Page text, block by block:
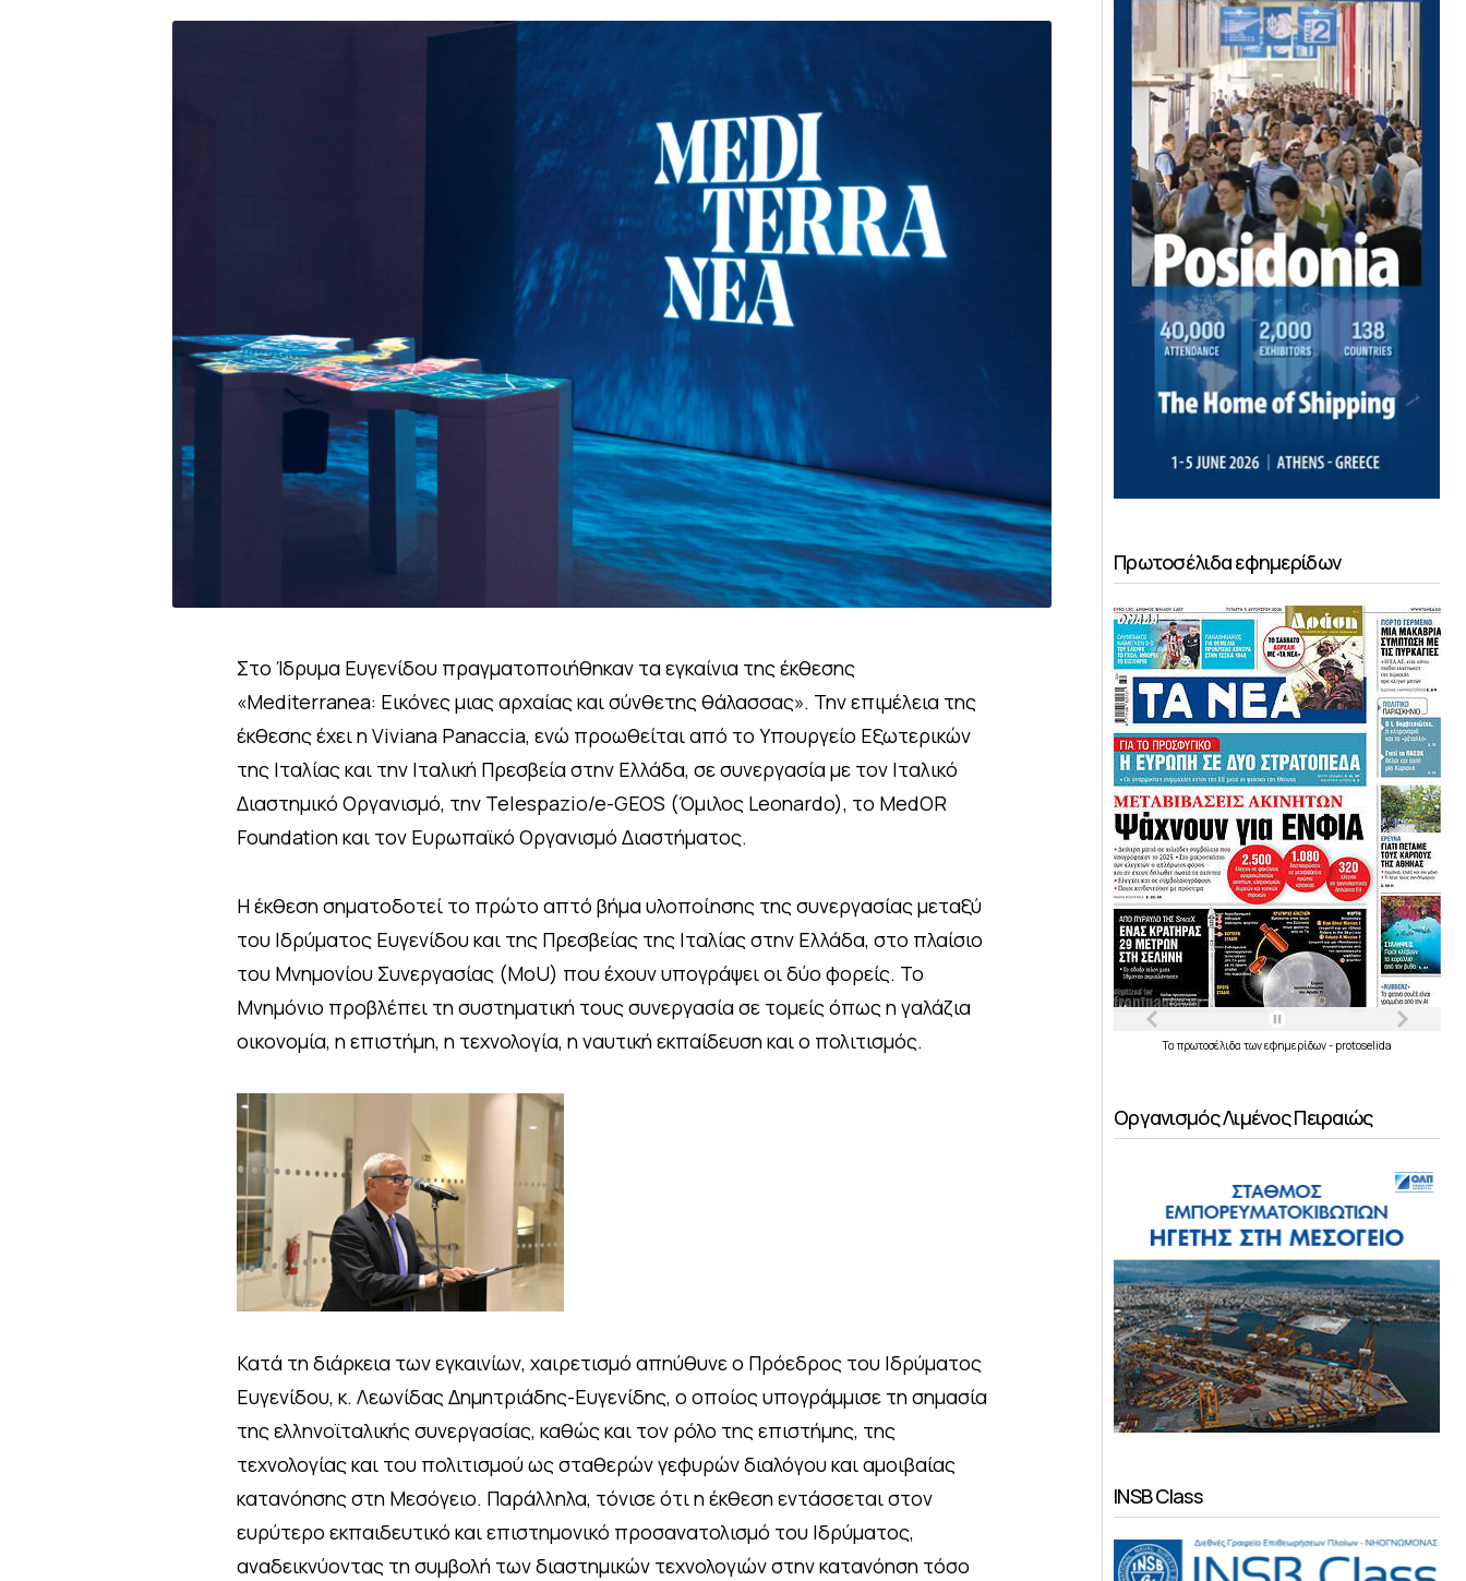
Στο Ίδρυμα Ευγενίδου πραγματοποιήθηκαν τα εγκαίνια της έκθεσης
«Mediterranea: Εικόνες μιας αρχαίας και σύνθετης θάλασσας». Την επιμέλεια της
έκθεσης έχει η Viviana Panaccia, ενώ προωθείται από το Υπουργείο Εξωτερικών
της Ιταλίας και την Ιταλική Πρεσβεία στην Ελλάδα, σε συνεργασία με τον Ιταλικό
Διαστημικό Οργανισμό, την Telespazio/e-GEOS (Όμιλος Leonardo), το MedOR
Foundation και τον Ευρωπαϊκό Οργανισμό Διαστήματος.
Η έκθεση σηματοδοτεί το πρώτο απτό βήμα υλοποίησης της συνεργασίας μεταξύ
του Ιδρύματος Ευγενίδου και της Πρεσβείας της Ιταλίας στην Ελλάδα, στο πλαίσιο
του Μνημονίου Συνεργασίας (MoU) που έχουν υπογράψει οι δύο φορείς. Το
Μνημόνιο προβλέπει τη συστηματική τους συνεργασία σε τομείς όπως η γαλάζια
οικονομία, η επιστήμη, η τεχνολογία, η ναυτική εκπαίδευση και ο πολιτισμός.
Κατά τη διάρκεια των εγκαινίων, χαιρετισμό απηύθυνε ο Πρόεδρος του Ιδρύματος
Ευγενίδου, κ. Λεωνίδας Δημητριάδης-Ευγενίδης, ο οποίος υπογράμμισε τη σημασία
της ελληνοϊταλικής συνεργασίας, καθώς και τον ρόλο της επιστήμης, της
τεχνολογίας και του πολιτισμού ως σταθερών γεφυρών διαλόγου και αμοιβαίας
κατανόησης στη Μεσόγειο. Παράλληλα, τόνισε ότι η έκθεση εντάσσεται στον
ευρύτερο εκπαιδευτικό και επιστημονικό προσανατολισμό του Ιδρύματος,
αναδεικνύοντας τη συμβολή των διαστημικών τεχνολογιών στην κατανόηση τόσο
Πρωτοσέλιδα εφημερίδων
Τα πρωτοσέλιδα τωνεφημερίδων- protoselida
Οργανισμός Λιμένος Πειραιώς
INSB Class